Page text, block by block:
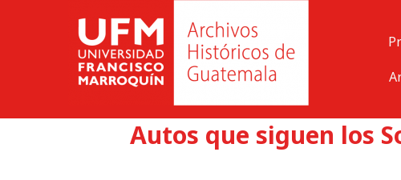
Autos que siguen los